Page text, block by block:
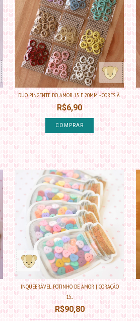
DUO PINGENTE DO AMOR 15 E 20MM - CORES À...
R$6,90
COMPRAR
INQUEBRÁVEL POTINHO DE AMOR | CORAÇÃO
15...
R$90,80